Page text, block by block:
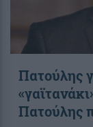
Πατούλης
Πατούλης